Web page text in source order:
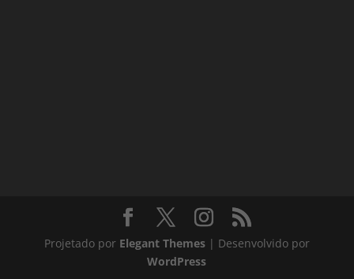
Projetado por Elegant Themes| Desenvolvido por
WordPress